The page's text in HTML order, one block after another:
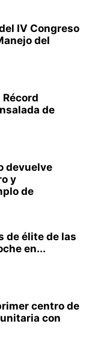
IV Congreso
del
de
devuelve
y
de
de élite de las
en...
centro de
con